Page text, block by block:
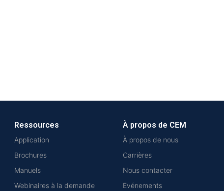
Ressources
Application
Brochures
Manuels
Webinaires à la demande
À propos de CEM
À propos de nous
Carrières
Nous contacter
Evénements